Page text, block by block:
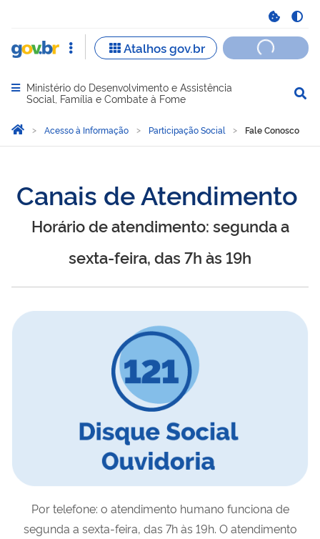
Abrir menu principal de navegação
Ministério do Desenvolvimento e Assistência
Social, Família e Combate à Fome
Você está aqui:
Página Inicial
Acesso à Informação Participação Social Fale Conosco
Canais de Atendimento
Horário de atendimento: segunda a
sexta-feira, das 7h às 19h
Por telefone: o atendimento humano funciona de
segunda a sexta-feira, das 7h às 19h. O atendimento